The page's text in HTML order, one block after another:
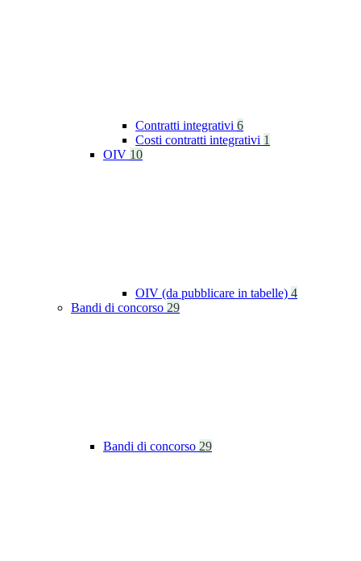
Contratti integrativi 6
Costi contratti integrativi 1
OIV 10
OIV (da pubblicare in tabelle) 4
Bandi di concorso 29
Bandi di concorso 29